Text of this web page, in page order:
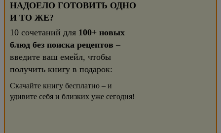
НАДОЕЛО ГОТОВИТЬ ОДНО
И ТО ЖЕ?
10 сочетаний для 100+ новых
блюд без поиска рецептов –
введите ваш емейл, чтобы
получить книгу в подарок:
Скачайте книгу бесплатно – и
удивите себя и близких уже сегодня!